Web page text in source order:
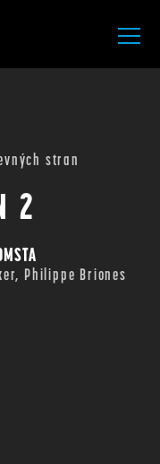
stran
2
Philippe Briones